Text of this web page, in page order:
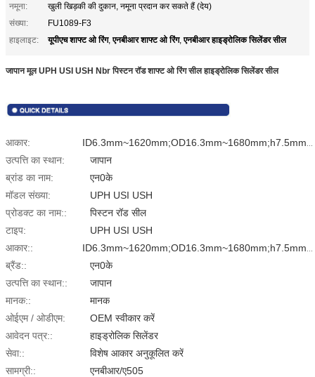
नमूना:
खुली खिड़की की दुकान, नमूना प्रदान कर सकते हैं (देय)
संख्या:
FU1089-F3
हाइलाइट:
यूपीएच शाफ्ट ओ रिंग,एनबीआर शाफ्ट ओ रिंग,एनबीआर हाइड्रोलिक सिलेंडर सील
जापान मूल UPH USI USH Nbr पिस्टन रॉड शाफ्ट ओ रिंग सील हाइड्रोलिक सिलेंडर सील
आकार:
उत्पत्ति का स्थान:
जापान
ब्रांड का नाम:
एन0के
मॉडल संख्या:
UPH USI USH
प्रोडक्ट का नाम::
पिस्टन रॉड सील
टाइप:
UPH USI USH
आकार::
ब्रैंड::
एन0के
उत्पत्ति का स्थान::
जापान
मानक::
मानक
ओईएम / ओडीएम:
OEM स्वीकार करें
आवेदन पत्र::
हाइड्रोलिक सिलेंडर
सेवा::
विशेष आकार अनुकूलित करें
सामग्री::
एनबीआर/ए505